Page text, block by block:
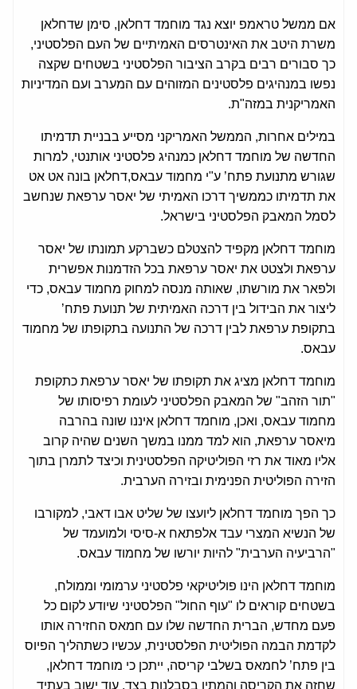
אם ממשל טראמפ יוצא נגד מוחמד דחלאן, סימן שדחלאן
משרת היטב את האינטרסים האמיתיים של העם הפלסטיני,
כך סבורים רבים בקרב הציבור הפלסטיני בשטחים שקצה
נפשו במנהיגים פלסטינים המזוהים עם המערב ועם המדיניות
האמריקנית במזה"ת.
במילים אחרות, הממשל האמריקני מסייע בבניית תדמיתו
החדשה של מוחמד דחלאן כמנהיג פלסטיני אותנטי, למרות
שגורש מתנועת פתח’ ע"י מחמוד עבאס,דחלאן בונה אט אט
את תדמיתו כממשיך דרכו האמיתי של יאסר ערפאת שנחשב
לסמל המאבק הפלסטיני בישראל.
מוחמד דחלאן מקפיד להצטלם כשברקע תמונתו של יאסר
ערפאת ולצטט את יאסר ערפאת בכל הזדמנות אפשרית
ולפאר את מורשתו, שאותה מנסה למחוק מחמוד עבאס, כדי
ליצור את הבידול בין דרכה האמיתית של תנועת פתח’
בתקופת ערפאת לבין דרכה של התנועה בתקופתו של מחמוד
עבאס.
מוחמד דחלאן מציג את תקופתו של יאסר ערפאת כתקופת
"תור הזהב" של המאבק הפלסטיני לעומת רפיסותו של
מחמוד עבאס, ואכן, מוחמד דחלאן איננו שונה בהרבה
מיאסר ערפאת, הוא למד ממנו במשך השנים שהיה קרוב
אליו מאוד את רזי הפוליטיקה הפלסטינית וכיצד לתמרן בתוך
הזירה הפוליטית הפנימית ובזירה הערבית.
כך הפך מוחמד דחלאן ליועצו של שליט אבו דאבי, למקורבו
של הנשיא המצרי עבד אלפתאח א-סיסי ולמועמד של
"הרביעיה הערבית" להיות יורשו של מחמוד עבאס.
מוחמד דחלאן הינו פוליטיקאי פלסטיני ערמומי וממולח,
בשטחים קוראים לו "עוף החול" הפלסטיני שיודע לקום כל
פעם מחדש, הברית החדשה שלו עם חמאס החזירה אותו
לקדמת הבמה הפוליטית הפלסטינית, עכשיו כשתהליך הפיוס
בין פתח’ לחמאס בשלבי קריסה, ייתכן כי מוחמד דחלאן,
שחזה את הקריסה והמתין בסבלנות בצד, עוד ישוב בעתיד